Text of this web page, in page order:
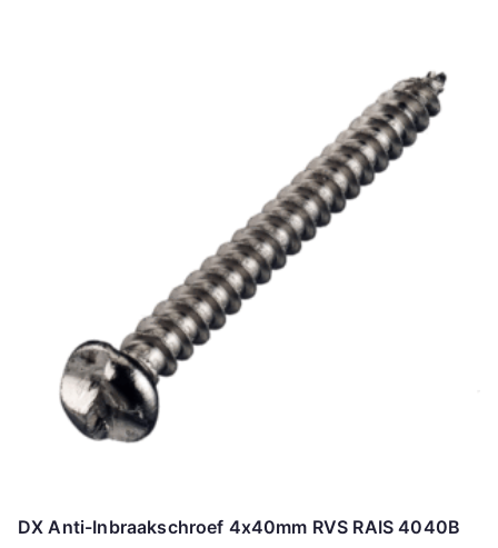
DX Anti-Inbraakschroef 4x40mm RVS RAIS 4040B